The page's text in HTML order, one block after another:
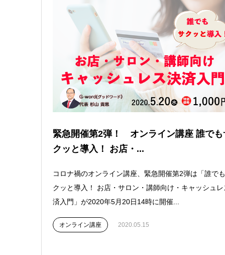
緊急開催第2弾！ オンライン講座 誰でも
クッと導入！ お店・...
コロナ禍のオンライン講座、緊急開催第2弾は「誰で
クッと導入！ お店・サロン・講師向け・キャッシュレ
済入門」が2020年5月20日14時に開催...
オンライン講座 2020.05.15